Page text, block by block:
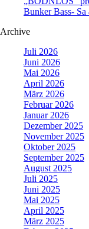
Bunker Bass-
Archive
Juli 2026
Juni 2026
Mai 2026
April 2026
März 2026
Februar 2026
Januar 2026
Dezember 2025
November 2025
Oktober 2025
September 2025
August 2025
Juli 2025
Juni 2025
Mai 2025
April 2025
März 2025